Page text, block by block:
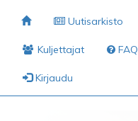
Uutisarkisto
Kuljettajat FAQ
Kirjaudu